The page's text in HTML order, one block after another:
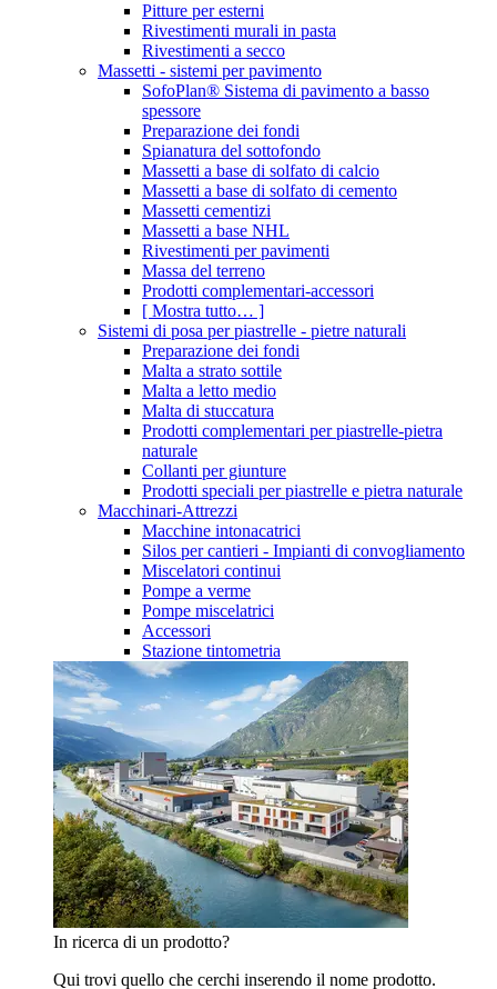
Pitture per esterni
Rivestimenti murali in pasta
Rivestimenti a secco
Massetti - sistemi per pavimento
SofoPlan® Sistema di pavimento a basso
spessore
Preparazione dei fondi
Spianatura del sottofondo
Massetti a base di solfato di calcio
Massetti a base di solfato di cemento
Massetti cementizi
Massetti a base NHL
Rivestimenti per pavimenti
Massa del terreno
Prodotti complementari-accessori
[ Mostra tutto… ]
Sistemi di posa per piastrelle - pietre naturali
Preparazione dei fondi
Malta a strato sottile
Malta a letto medio
Malta di stuccatura
Prodotti complementari per piastrelle-pietra
naturale
Collanti per giunture
Prodotti speciali per piastrelle e pietra naturale
Macchinari-Attrezzi
Macchine intonacatrici
Silos per cantieri - Impianti di convogliamento
Miscelatori continui
Pompe a verme
Pompe miscelatrici
Accessori
Stazione tintometria
In ricerca di un prodotto?
Qui trovi quello che cerchi inserendo il nome prodotto.